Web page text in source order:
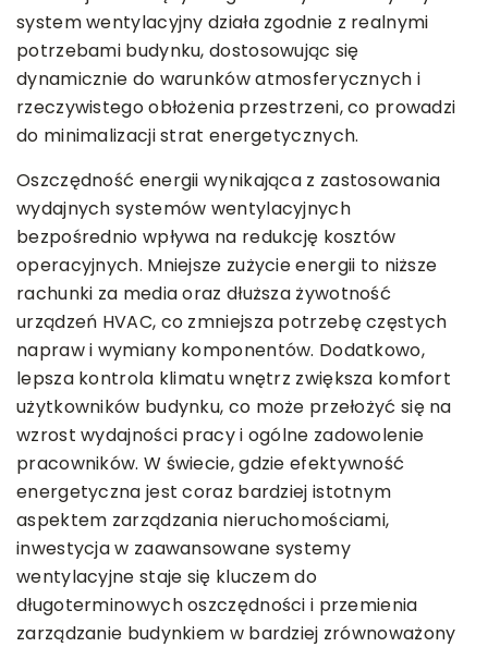
system wentylacyjny działa zgodnie z realnymi
potrzebami budynku, dostosowując się
dynamicznie do warunków atmosferycznych i
rzeczywistego obłożenia przestrzeni, co prowadzi
do minimalizacji strat energetycznych.
Oszczędność energii wynikająca z zastosowania
wydajnych systemów wentylacyjnych
bezpośrednio wpływa na redukcję kosztów
operacyjnych. Mniejsze zużycie energii to niższe
rachunki za media oraz dłuższa żywotność
urządzeń HVAC, co zmniejsza potrzebę częstych
napraw i wymiany komponentów. Dodatkowo,
lepsza kontrola klimatu wnętrz zwiększa komfort
użytkowników budynku, co może przełożyć się na
wzrost wydajności pracy i ogólne zadowolenie
pracowników. W świecie, gdzie efektywność
energetyczna jest coraz bardziej istotnym
aspektem zarządzania nieruchomościami,
inwestycja w zaawansowane systemy
wentylacyjne staje się kluczem do
długoterminowych oszczędności i przemienia
zarządzanie budynkiem w bardziej zrównoważony